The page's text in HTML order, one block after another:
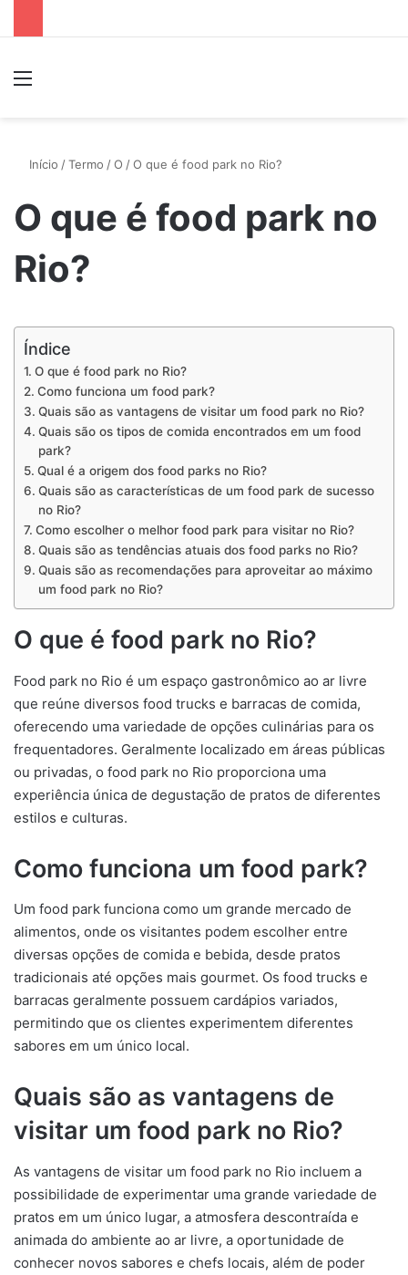
Início /Termo /O /O que é food park no Rio?
O que é food park no
Rio?
Índice
O que é food park no Rio?
Como funciona um food park?
Quais são as vantagens de visitar um food park no Rio?
Quais são os tipos de comida encontrados em um food
park?
Qual é a origem dos food parks no Rio?
Quais são as características de um food park de sucesso
no Rio?
Como escolher o melhor food park para visitar no Rio?
Quais são as tendências atuais dos food parks no Rio?
Quais são as recomendações para aproveitar ao máximo
um food park no Rio?
O que é food park no Rio?
Food park no Rio é um espaço gastronômico ao ar livre
que reúne diversos food trucks e barracas de comida,
oferecendo uma variedade de opções culinárias para os
frequentadores. Geralmente localizado em áreas públicas
ou privadas, o food park no Rio proporciona uma
experiência única de degustação de pratos de diferentes
estilos e culturas.
Como funciona um food park?
Um food park funciona como um grande mercado de
alimentos, onde os visitantes podem escolher entre
diversas opções de comida e bebida, desde pratos
tradicionais até opções mais gourmet. Os food trucks e
barracas geralmente possuem cardápios variados,
permitindo que os clientes experimentem diferentes
sabores em um único local.
Quais são as vantagens de
visitar um food park no Rio?
As vantagens de visitar um food park no Rio incluem a
possibilidade de experimentar uma grande variedade de
pratos em um único lugar, a atmosfera descontraída e
animada do ambiente ao ar livre, a oportunidade de
conhecer novos sabores e chefs locais, além de poder